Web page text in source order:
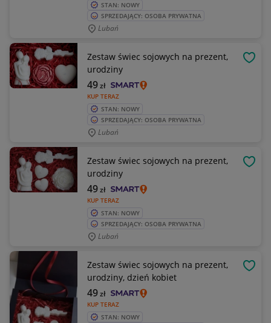
STAN: NOWY
SPRZEDAJĄCY: OSOBA PRYWATNA
Lubań
Zestaw świec sojowych na prezent,
urodziny
KUP TERAZ
49zł
STAN: NOWY
SPRZEDAJĄCY: OSOBA PRYWATNA
Lubań
Zestaw świec sojowych na prezent,
urodziny
KUP TERAZ
49zł
STAN: NOWY
SPRZEDAJĄCY: OSOBA PRYWATNA
Lubań
Zestaw świec sojowych na prezent,
urodziny, dzień kobiet
KUP TERAZ
49zł
STAN: NOWY